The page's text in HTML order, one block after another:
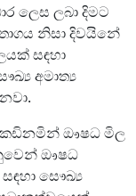
ලෙස ලබා දිමට
නිසා දිවයිනේ
සඳහා
අමාත්‍ය
කඩිනමින් ඖෂධ මිල
ඖෂධ
සෞඛ්‍ය